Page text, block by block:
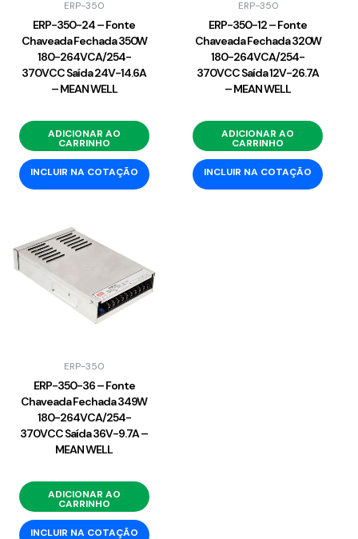
ERP-350
ERP-350-24 – Fonte
Chaveada Fechada 350W
180-264VCA/254-
370VCC Saída 24V-14.6A
– MEAN WELL
ADICIONAR AO
CARRINHO
INCLUIR NA COTAÇÃO
ERP-350
ERP-350-12 – Fonte
Chaveada Fechada 320W
180-264VCA/254-
370VCC Saída 12V-26.7A
– MEAN WELL
ADICIONAR AO
CARRINHO
INCLUIR NA COTAÇÃO
ERP-350
ERP-350-36 – Fonte
Chaveada Fechada 349W
180-264VCA/254-
370VCC Saída 36V-9.7A –
MEAN WELL
ADICIONAR AO
CARRINHO
INCLUIR NA COTAÇÃO